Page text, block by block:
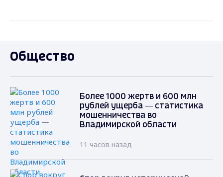
Общество
Более 1000 жертв и 600 млн
рублей ущерба — статистика
мошенничества во
Владимирской области
11 часов назад